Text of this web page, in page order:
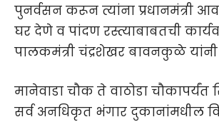
पुनर्वसन करून त्यांना प्रधानमंत्री
घर देणे व पांदण रस्त्याबाबतची
पालकमंत्री चंद्रशेखर बावनकुळे यांनी
मानेवाडा चौक ते वाठोडा चौकापर्यंत
सर्व अनधिकृत भंगार दुकानांमधील